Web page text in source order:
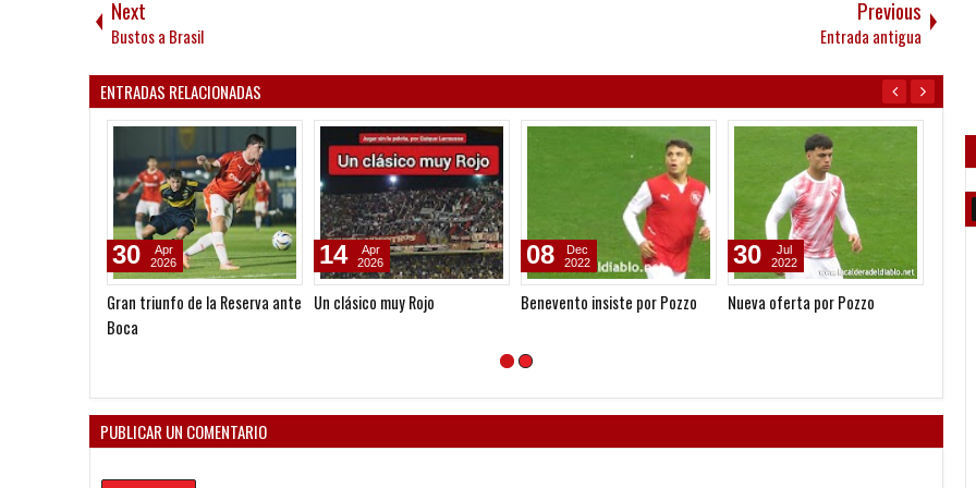
Next
Bustos a Brasil
Previous
Entrada antigua
ENTRADAS RELACIONADAS
Gran triunfo de la Reserva ante
Boca
30
Apr
2026
Un clásico muy Rojo
14
Apr
2026
Benevento insiste por Pozzo
08
Dec
2022
Nueva oferta por Pozzo
30
Jul
2022
El
PUBLICAR UN COMENTARIO